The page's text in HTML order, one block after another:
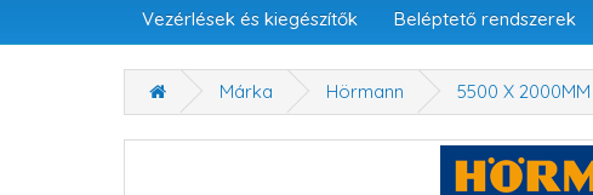
Vezérlések és kiegészítők Beléptető rendszerek
Márka Hörmann 5500 X 2000MM